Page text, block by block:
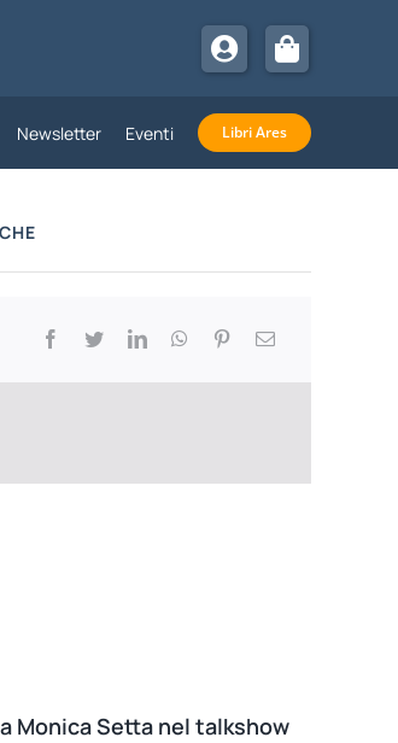
Newsletter Eventi Libri Ares
Monica Setta nel talkshow